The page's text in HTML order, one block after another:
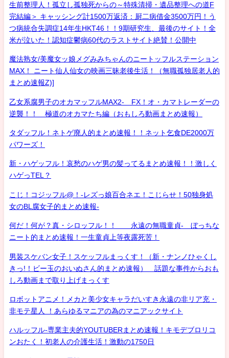
生前整理人！孤立し孤独死からの～特殊清掃・遺品整理への道F
完結編＞ キャッシング計1500万返済：厨二病借金3500万円！う
つ病統合失調症14年生HKT46！！9期研究生、最後のサイト！全
米が泣いた！認知症鬱病60代のラストサイト絶賛！公開中
魔法熟女/美魔女ッ娘メグみみちゃんのニートッフルステーション
MAX！ ニート仙人仙女の映画三昧老後生活！（無職孤独居老人的
まとめ速報Z)]
乙女系腐男子のオカマッフルMAX2- FX！オ・カマトレーダーの
逆襲！！ 極道のオカマたち編（おもしろ動画まとめ速報）
タダッフル！ネトゲ廃人的まとめ速報！！ネット乞食DE2000万
パワーズ！
新・ハゲッフル！哀愁のハゲ男の髪ってるまとめ速報！！激しく
ハゲっTEL？
こじ！コジッフル@！-レズっ娘百合ネエ！こじらせ！50独身処
女のBL腐女子的まとめ速報-
何だ！何が？真・シロッフル！！ 永遠の無職童貞- ぼっちな
ニート的まとめ速報！一生童貞上等夜露死苦！
男装スケバン女子！スケッフルまっくす！（新・ナンノひゃくし
きっ!！ビー玉のおいぬさん的まとめ速報） 話題な事件からおも
しろ動画まで取り上げまっくす
ロボットアニメ！メカと美少女キャラだいすき永遠の非リア充・
非モテ星人 ！あらゆるマニアの為のマニアックサイト
ハルッフル-専業主夫的YOUTUBERまとめ速報！キモデブロリコ
ンおたく！初老人の介護生活！激動の1750日